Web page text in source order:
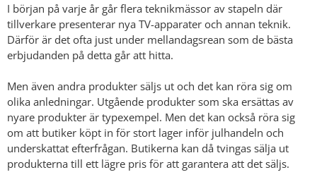
I början på varje år går flera teknikmässor av stapeln där
tillverkare presenterar nya TV-apparater och annan teknik.
Därför är det ofta just under mellandagsrean som de bästa
erbjudanden på detta går att hitta.
Men även andra produkter säljs ut och det kan röra sig om
olika anledningar. Utgående produkter som ska ersättas av
nyare produkter är typexempel. Men det kan också röra sig
om att butiker köpt in för stort lager inför julhandeln och
underskattat efterfrågan. Butikerna kan då tvingas sälja ut
produkterna till ett lägre pris för att garantera att det säljs.